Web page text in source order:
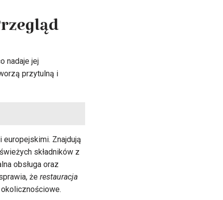
nadaje jej
przytulną i
Znajdują
składników z
obsługa oraz
że restauracja